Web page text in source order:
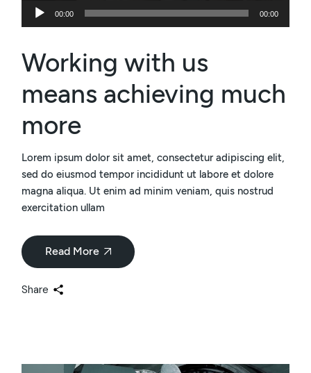
Reproductor
00:00 00:00
Working with us
means achieving much
more
Lorem ipsum dolor sit amet, consectetur adipiscing elit,
sed do eiusmod tempor incididunt ut labore et dolore
magna aliqua. Ut enim ad minim veniam, quis nostrud
exercitation ullam
Read More
Share